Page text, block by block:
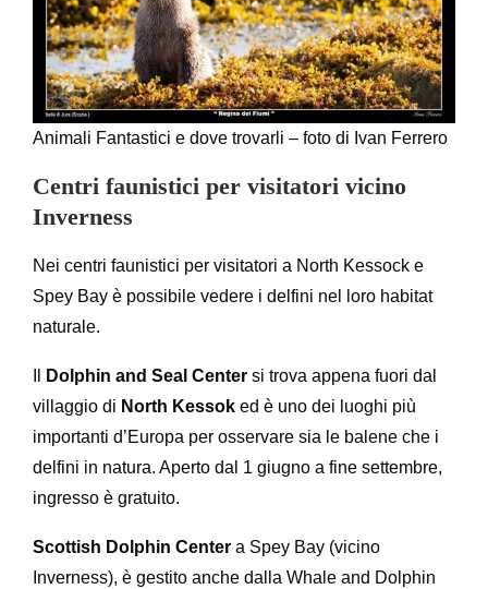
Animali Fantastici e dove trovarli – foto di Ivan Ferrero
Centri faunistici per visitatori vicino
Inverness
Nei centri faunistici per visitatori a North Kessock e
Spey Bay è possibile vedere i delfini nel loro habitat
naturale.
Dolphin and Seal Center si trova appena fuori dal
villaggio di North Kessok ed è uno dei luoghi più
importanti d’Europa per osservare sia le balene che i
delfini in natura. Aperto dal 1 giugno a fine settembre,
ingresso è gratuito.
Scottish Dolphin Center a Spey Bay (vicino
Inverness), è gestito anche dalla Whale and Dolphin